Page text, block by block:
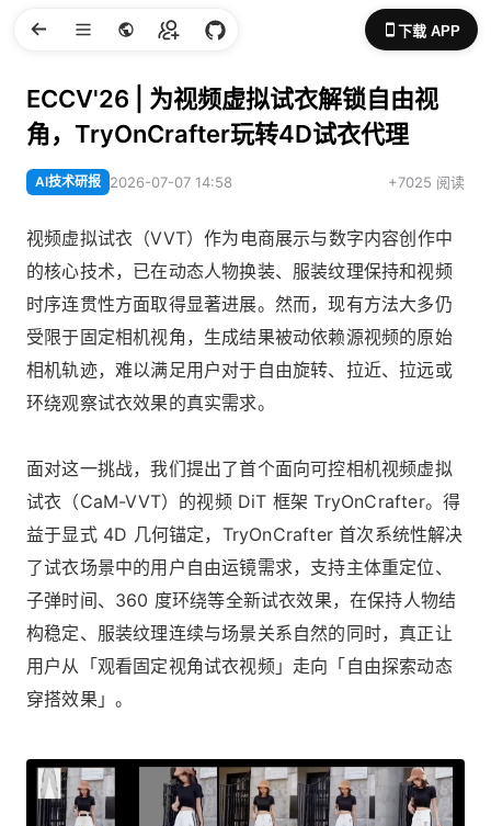
下载 APP
ECCV'26 | 为视频虚拟试衣解锁自由视
角，TryOnCrafter玩转4D试衣代理
AI技术研报 2026-07-07 14:58 +7025 阅读
视频虚拟试衣（VVT）作为电商展示与数字内容创作中
的核心技术，已在动态人物换装、服装纹理保持和视频
时序连贯性方面取得显著进展。然而，现有方法大多仍
受限于固定相机视角，生成结果被动依赖源视频的原始
相机轨迹，难以满足用户对于自由旋转、拉近、拉远或
环绕观察试衣效果的真实需求。
面对这一挑战，我们提出了首个面向可控相机视频虚拟
试衣（CaM-VVT）的视频 DiT 框架 TryOnCrafter。得
益于显式 4D 几何锚定，TryOnCrafter 首次系统性解决
了试衣场景中的用户自由运镜需求，支持主体重定位、
子弹时间、360 度环绕等全新试衣效果，在保持人物结
构稳定、服装纹理连续与场景关系自然的同时，真正让
用户从「观看固定视角试衣视频」走向「自由探索动态
穿搭效果」。